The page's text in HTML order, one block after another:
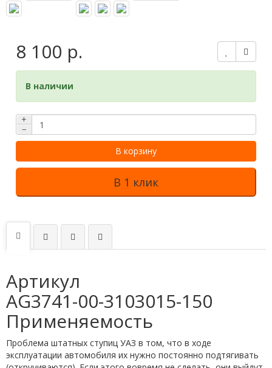
8 100 р.
В наличии
+
−
В корзину
В 1 клик
Артикул
AG3741-00-3103015-150
Применяемость
Проблема штатных ступиц УАЗ в том, что в ходе
эксплуатации автомобиля их нужно постоянно подтягивать